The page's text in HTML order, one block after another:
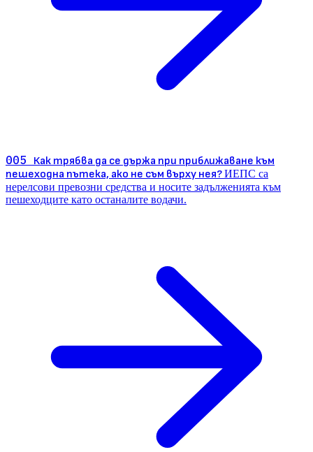
005 Как трябва да се държа при приближаване към
пешеходна пътека, ако не съм върху нея?ИЕПС са
нерелсови превозни средства и носите задълженията към
пешеходците като останалите водачи.